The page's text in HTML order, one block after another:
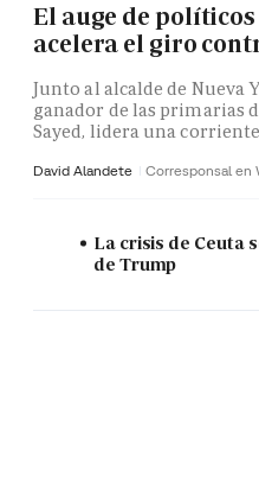
El auge de políticos
acelera el giro
Junto al alcalde de Nueva
ganador de las primarias
Sayed, lidera una
David Alandete Corresponsal en
La crisis de Ceuta
de Trump